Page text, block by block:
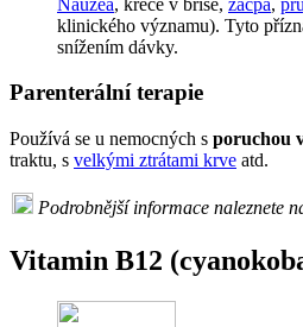
klinického významu). Tyto
snížením dávky.
Parenterální terapie
Používá se u nemocných s poruchou
traktu, s velkými ztrátami krve atd.
Podrobnější informace naleznete
Vitamin B12